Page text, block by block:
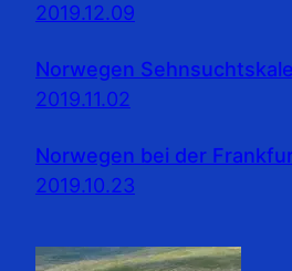
2019.12.09
Norwegen
2019.11.02
Norwegen bei der
2019.10.23